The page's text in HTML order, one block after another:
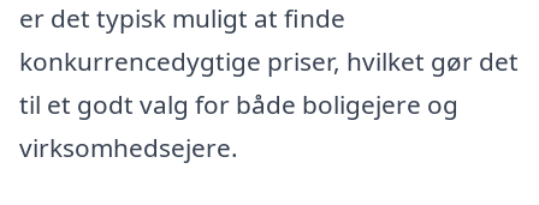
er det typisk muligt at finde
konkurrencedygtige priser, hvilket gør det
til et godt valg for både boligejere og
virksomhedsejere.